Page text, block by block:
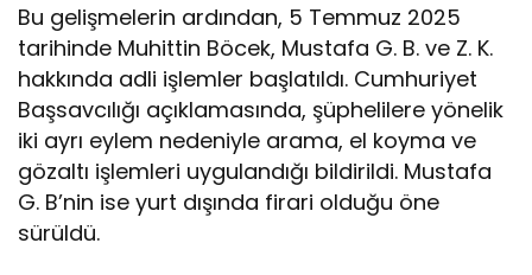
Bu gelişmelerin ardından, 5 Temmuz 2025
tarihinde Muhittin Böcek, Mustafa G. B. ve Z. K.
hakkında adli işlemler başlatıldı. Cumhuriyet
Başsavcılığı açıklamasında, şüphelilere yönelik
iki ayrı eylem nedeniyle arama, el koyma ve
gözaltı işlemleri uygulandığı bildirildi. Mustafa
G. B’nin ise yurt dışında firari olduğu öne
sürüldü.